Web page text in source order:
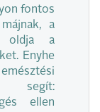
fontos
a
oldja a
Enyhe
segít:
ellen